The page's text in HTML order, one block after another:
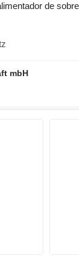
de
mbH